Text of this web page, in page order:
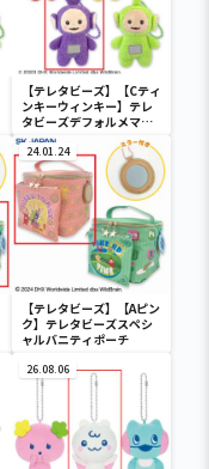
【テレタビーズ】【Cティ
ンキーウィンキー】テレ
タビーズデフォルメマス
コット
24.01.24
【テレタビーズ】【Aピン
ク】テレタビーズスペシ
ャルバニティポーチ
26.08.06